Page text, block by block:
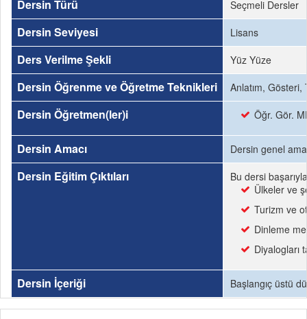
Dersin Türü Seçmeli Dersler
Dersin Seviyesi Lisans
Ders Verilme Şekli Yüz Yüze
Dersin Öğrenme ve Öğretme Teknikleri Anlatım, Gösteri,
Dersin Öğretmen(ler)i Öğr. Gör.
Dersin Amacı Dersin genel
Dersin Eğitim Çıktıları
Bu dersi
Ülkeler ve
Turizm ve
Dinleme
Diyalogları
Dersin İçeriği Başlangıç üstü